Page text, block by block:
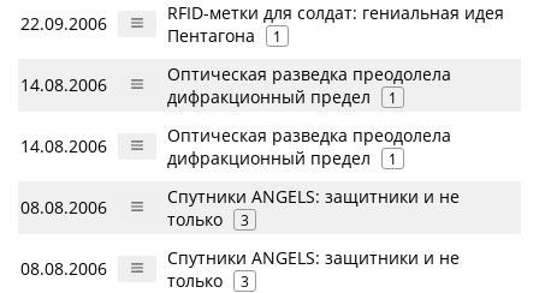
22.09.2006
RFID-метки для солдат: гениальная идея
Пентагона
1
14.08.2006
Оптическая разведка преодолела
дифракционный предел
1
14.08.2006
Оптическая разведка преодолела
дифракционный предел
1
08.08.2006
Спутники ANGELS: защитники и не
только
3
08.08.2006
Спутники ANGELS: защитники и не
только
3